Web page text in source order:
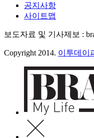
공지사항
사이트맵
보도자료 및 기사제보 :
Copyright 2014. 이투데이